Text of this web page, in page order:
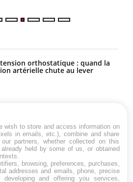
orthostatique : quand la
artérielle chute au lever
de Charcot (Sclérose latérale
wish to store and access information on
in emails, etc.), combine and share
partners, whether collected on this
held by some of us, or obtained
browsing, preferences, purchases,
addresses and emails, phone, precise
and offering you services,